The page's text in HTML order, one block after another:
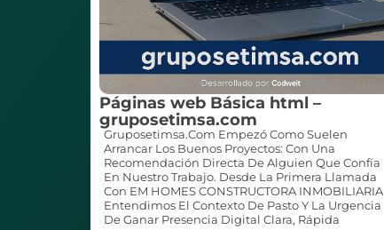
Páginas web Básica html –
gruposetimsa.com
Gruposetimsa.com Empezó Como Suelen
Arrancar Los Buenos Proyectos: Con Una
Recomendación Directa De Alguien Que Confía
En Nuestro Trabajo. Desde La Primera Llamada
Con EM HOMES CONSTRUCTORA INMOBILIARIA
Entendimos El Contexto De Pasto Y La Urgencia
De Ganar Presencia Digital Clara, Rápida